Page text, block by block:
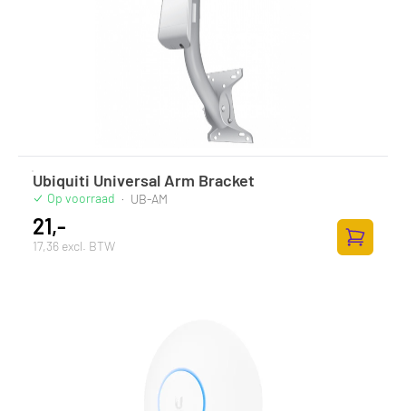
Ubiquiti Universal Arm Bracket
Op voorraad · UB-AM
21,-
17,36 excl. BTW
Zum